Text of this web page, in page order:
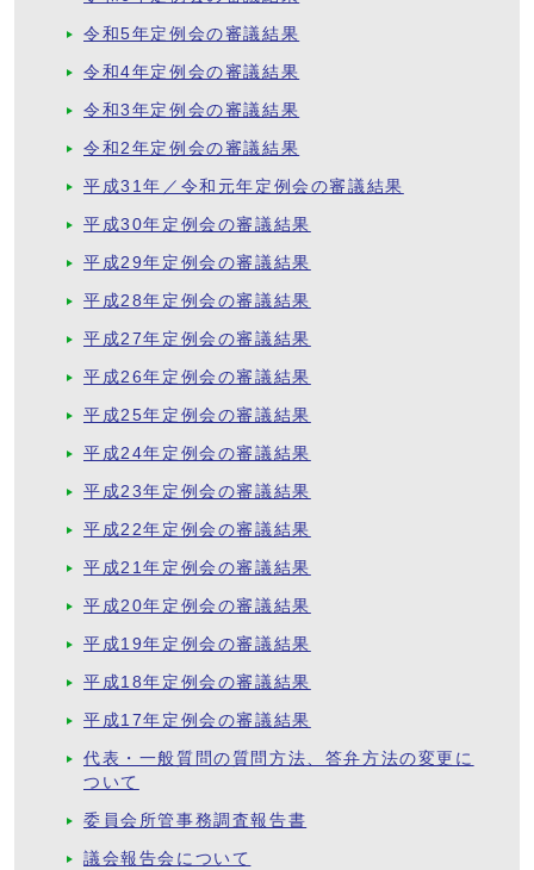
令和5年定例会の審議結果
令和4年定例会の審議結果
令和3年定例会の審議結果
令和2年定例会の審議結果
平成31年／令和元年定例会の審議結果
平成30年定例会の審議結果
平成29年定例会の審議結果
平成28年定例会の審議結果
平成27年定例会の審議結果
平成26年定例会の審議結果
平成25年定例会の審議結果
平成24年定例会の審議結果
平成23年定例会の審議結果
平成22年定例会の審議結果
平成21年定例会の審議結果
平成20年定例会の審議結果
平成19年定例会の審議結果
平成18年定例会の審議結果
平成17年定例会の審議結果
代表・一般質問の質問方法、答弁方法の変更に
ついて
委員会所管事務調査報告書
議会報告会について